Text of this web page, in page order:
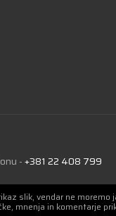
-+381 22 408 799
slik, vendar ne
mnenja in komentarje